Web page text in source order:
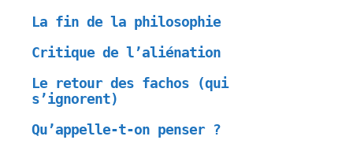
La fin de la philosophie
Critique de l’aliénation
Le retour des fachos (qui
s’ignorent)
Qu’appelle-t-on penser ?